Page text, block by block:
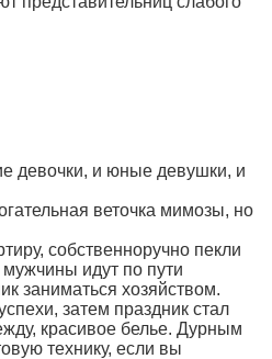
девочки, и юные девушки, и
веточка мимозы, но
собственноручно пекли
идут по пути
заниматься хозяйством.
затем праздник стал
красивое белье. Дурным
технику, если вы